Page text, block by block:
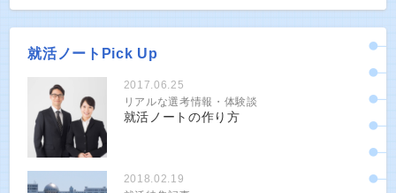
就活ノートPick Up
2017.06.25
リアルな選考情報・体験談
就活ノートの作り方
2018.02.19